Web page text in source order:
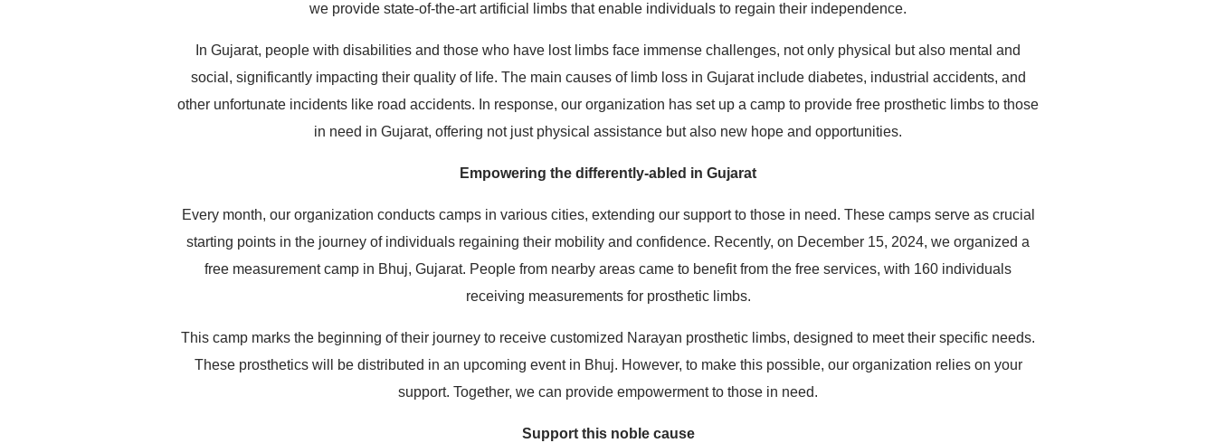
we provide state-of-the-art artificial limbs that enable individuals to regain their independence.
In Gujarat, people with disabilities and those who have lost limbs face immense challenges, not only physical but also mental and
social, significantly impacting their quality of life. The main causes of limb loss in Gujarat include diabetes, industrial accidents, and
other unfortunate incidents like road accidents. In response, our organization has set up a camp to provide free prosthetic limbs to those
in need in Gujarat, offering not just physical assistance but also new hope and opportunities.
Empowering the differently-abled in Gujarat
Every month, our organization conducts camps in various cities, extending our support to those in need. These camps serve as crucial
starting points in the journey of individuals regaining their mobility and confidence. Recently, on December 15, 2024, we organized a
free measurement camp in Bhuj, Gujarat. People from nearby areas came to benefit from the free services, with 160 individuals
receiving measurements for prosthetic limbs.
This camp marks the beginning of their journey to receive customized Narayan prosthetic limbs, designed to meet their specific needs.
These prosthetics will be distributed in an upcoming event in Bhuj. However, to make this possible, our organization relies on your
support. Together, we can provide empowerment to those in need.
Support this noble cause